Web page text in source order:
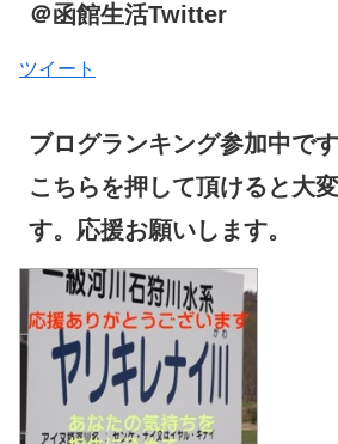
＠函館生活Twitter
ツイート
ブログランキング参加中で
こちらを押して頂けると大
す。応援お願いします。